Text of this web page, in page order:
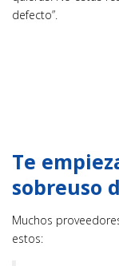
defecto”.
Te
sobreuso
Muchos
estos: